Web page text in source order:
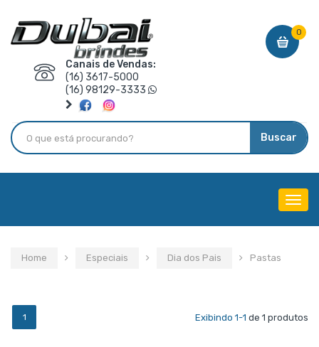
Canais de Vendas:
(16) 3617-5000
(16) 98129-3333
0
Buscar
Menu
Home
Especiais Dia dos Pais Pastas
1 Exibindo 1-1 de 1 produtos